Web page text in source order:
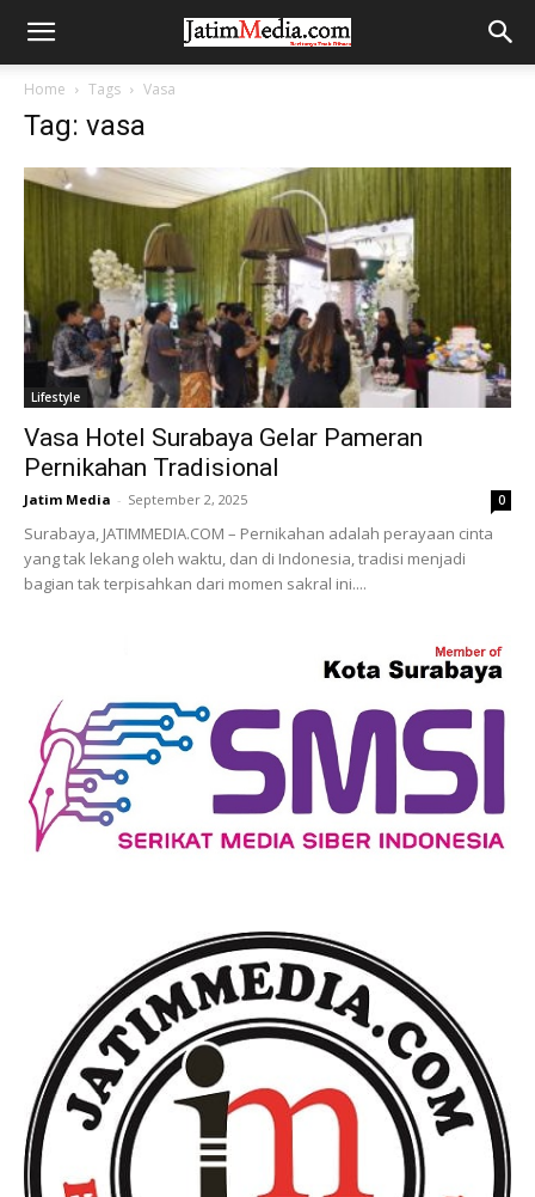
Home Tags Vasa
Tag: vasa
Lifestyle
Vasa Hotel Surabaya Gelar Pameran
Pernikahan Tradisional
Jatim Media - September 2, 2025 0
Surabaya, JATIMMEDIA.COM – Pernikahan adalah perayaan cinta
yang tak lekang oleh waktu, dan di Indonesia, tradisi menjadi
bagian tak terpisahkan dari momen sakral ini....